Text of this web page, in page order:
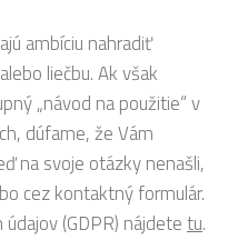
ambíciu nahradiť
liečbu. Ak však
„návod na použitie“ v
dúfame, že Vám
na svoje otázky nenašli,
cez kontaktný formulár.
(GDPR) nájdetetu.